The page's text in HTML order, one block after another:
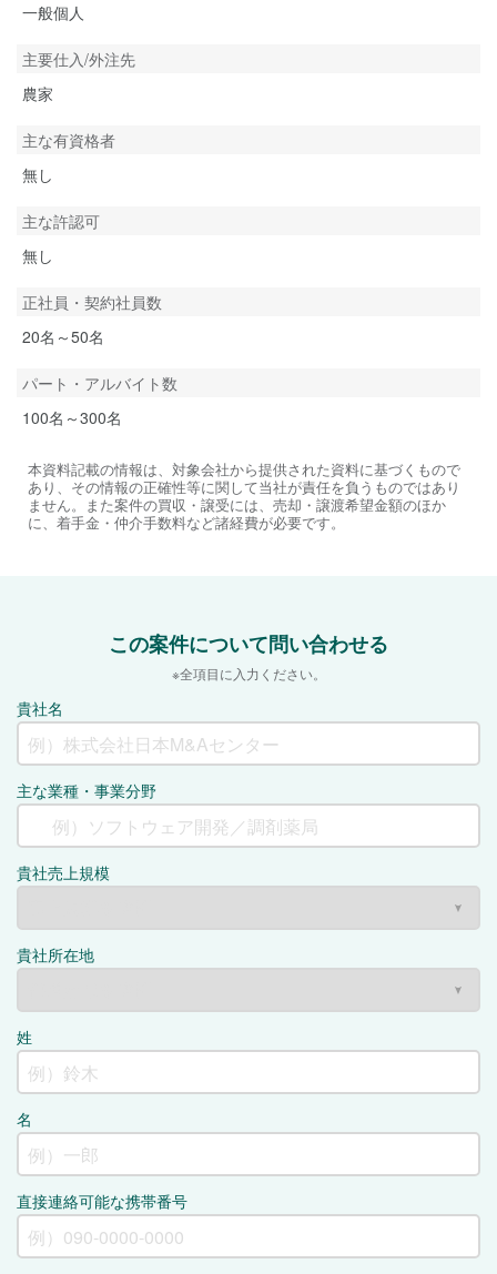
一般個人
主要仕入/外注先
農家
主な有資格者
無し
主な許認可
無し
正社員・契約社員数
20名～50名
パート・アルバイト数
100名～300名
本資料記載の情報は、対象会社から提供された資料に基づくもので
あり、その情報の正確性等に関して当社が責任を負うものではあり
ません。また案件の買収・譲受には、売却・譲渡希望金額のほか
に、着手金・仲介手数料など諸経費が必要です。